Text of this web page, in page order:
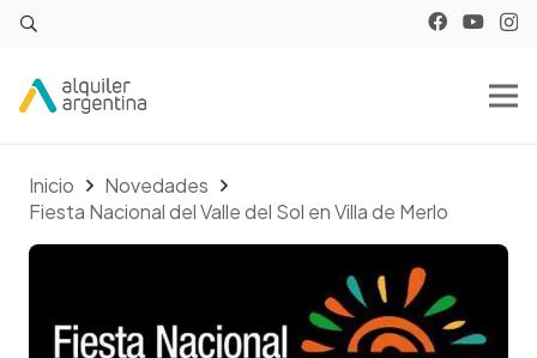
Inicio
Novedades
Fiesta Nacional del Valle del Sol en Villa de Merlo